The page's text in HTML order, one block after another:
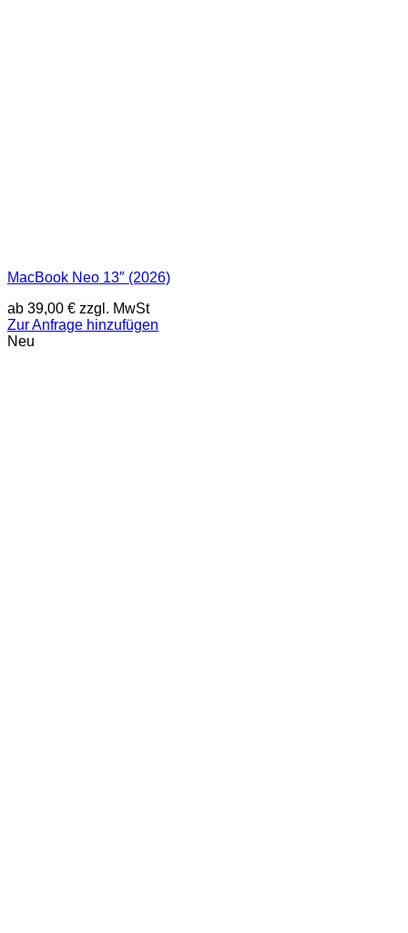
MacBook Neo 13″ (2026)
ab 39,00 € zzgl. MwSt
Zur Anfrage hinzufügen
Neu